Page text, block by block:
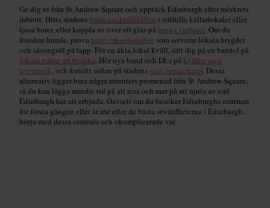
Ge dig ut från St Andrew Square och upptäck Edinburgh efter mörkrets
inbrott. Hitta stadens bästa cocktailställen i stilfulla källarlokaler eller
ljusa barer, eller koppla av över ett glas på lugna vinbarer. Om du
föredrar humle, prova hantverksölsställen som serverar lokala brygder
och säsongsöl på tapp. För en äkta lokal kväll, sätt dig på en barstol på
lokala pubar att besöka. Hör nya band och DJ:s på kvällar med
livemusik, och fortsätt sedan på stadens sent öppna barer. Dessa
alternativ ligger bara några minuters promenad från St Andrew Square,
så du kan lägga mindre tid på att resa och mer på att njuta av vad
Edinburgh har att erbjuda. Oavsett om du besöker Edinburghs centrum
för första gången eller är ute efter de bästa sevärdheterna i Edinburgh,
börja med dessa centrala och okomplicerade val.